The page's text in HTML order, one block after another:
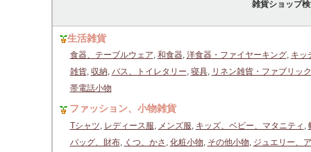
雑貨ショップ
生活雑貨
食器、テーブルウェア, 和食器, 洋食器・ファイヤーキング, キッ
雑貨, 収納, バス、トイレタリー, 寝具, リネン雑貨・ファブリック
帯電話小物
ファッション、小物雑貨
Tシャツ, レディース服, メンズ服, キッズ、ベビー、マタニティ ,
バッグ、財布, くつ、かさ , 化粧小物, その他小物, ジュエリー、